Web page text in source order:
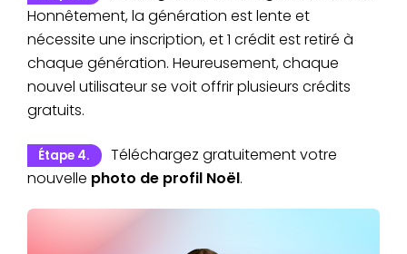
Honnêtement, la génération est lente et
nécessite une inscription, et 1 crédit est retiré à
chaque génération. Heureusement, chaque
nouvel utilisateur se voit offrir plusieurs crédits
gratuits.
Étape 4.
Téléchargez gratuitement votre
nouvelle photo de profil Noël.